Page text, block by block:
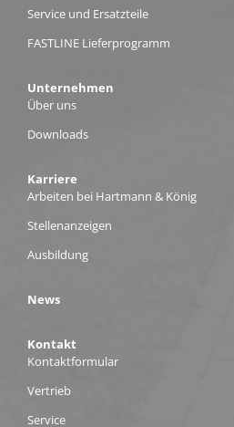
Service und Ersatzteile
FASTLINE Lieferprogramm
Unternehmen
Über uns
Downloads
Karriere
Arbeiten bei Hartmann & König
Stellenanzeigen
Ausbildung
News
Kontakt
Kontaktformular
Vertrieb
Service